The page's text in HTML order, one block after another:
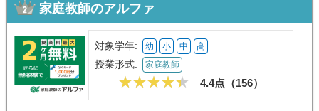
家庭教師のアルファ
対象学年: 幼 小 中 高
授業形式: 家庭教師
4.4点（156）